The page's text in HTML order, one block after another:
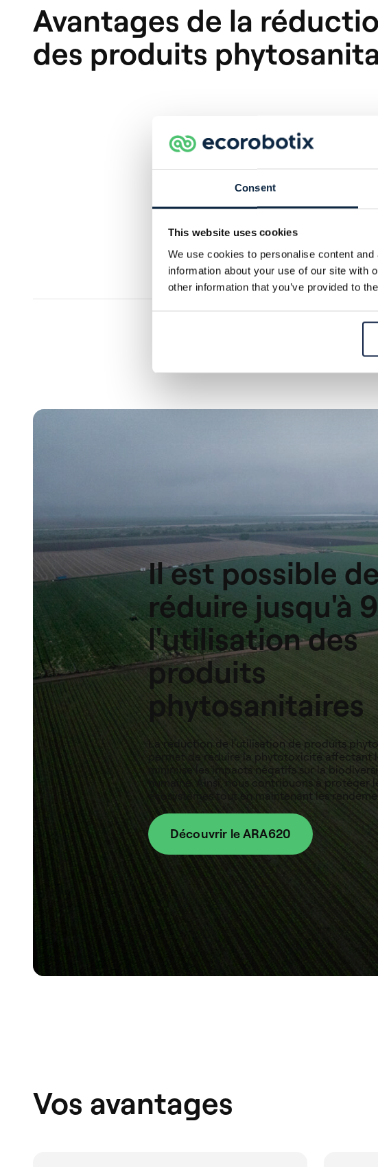
Consent
This website uses cookies
We use cookies to personalise content
information about your use of our site with
other information that you’ve provided to
Avantages de la
des produits
Il est possible de
réduire jusqu'à
l'utilisation des
produits
phytosanitaires
La réduction de l'utilisation de produits
permet de réduire la phytotoxicité affectant
minimise les impacts négatifs sur la
humaine. Ainsi, nous contribuons à protéger
écosystèmes tout en maintenant les
Découvrir le ARA620
Vos avantages